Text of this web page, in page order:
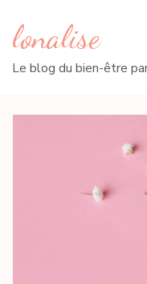
lonalise
Le blog du bien-être